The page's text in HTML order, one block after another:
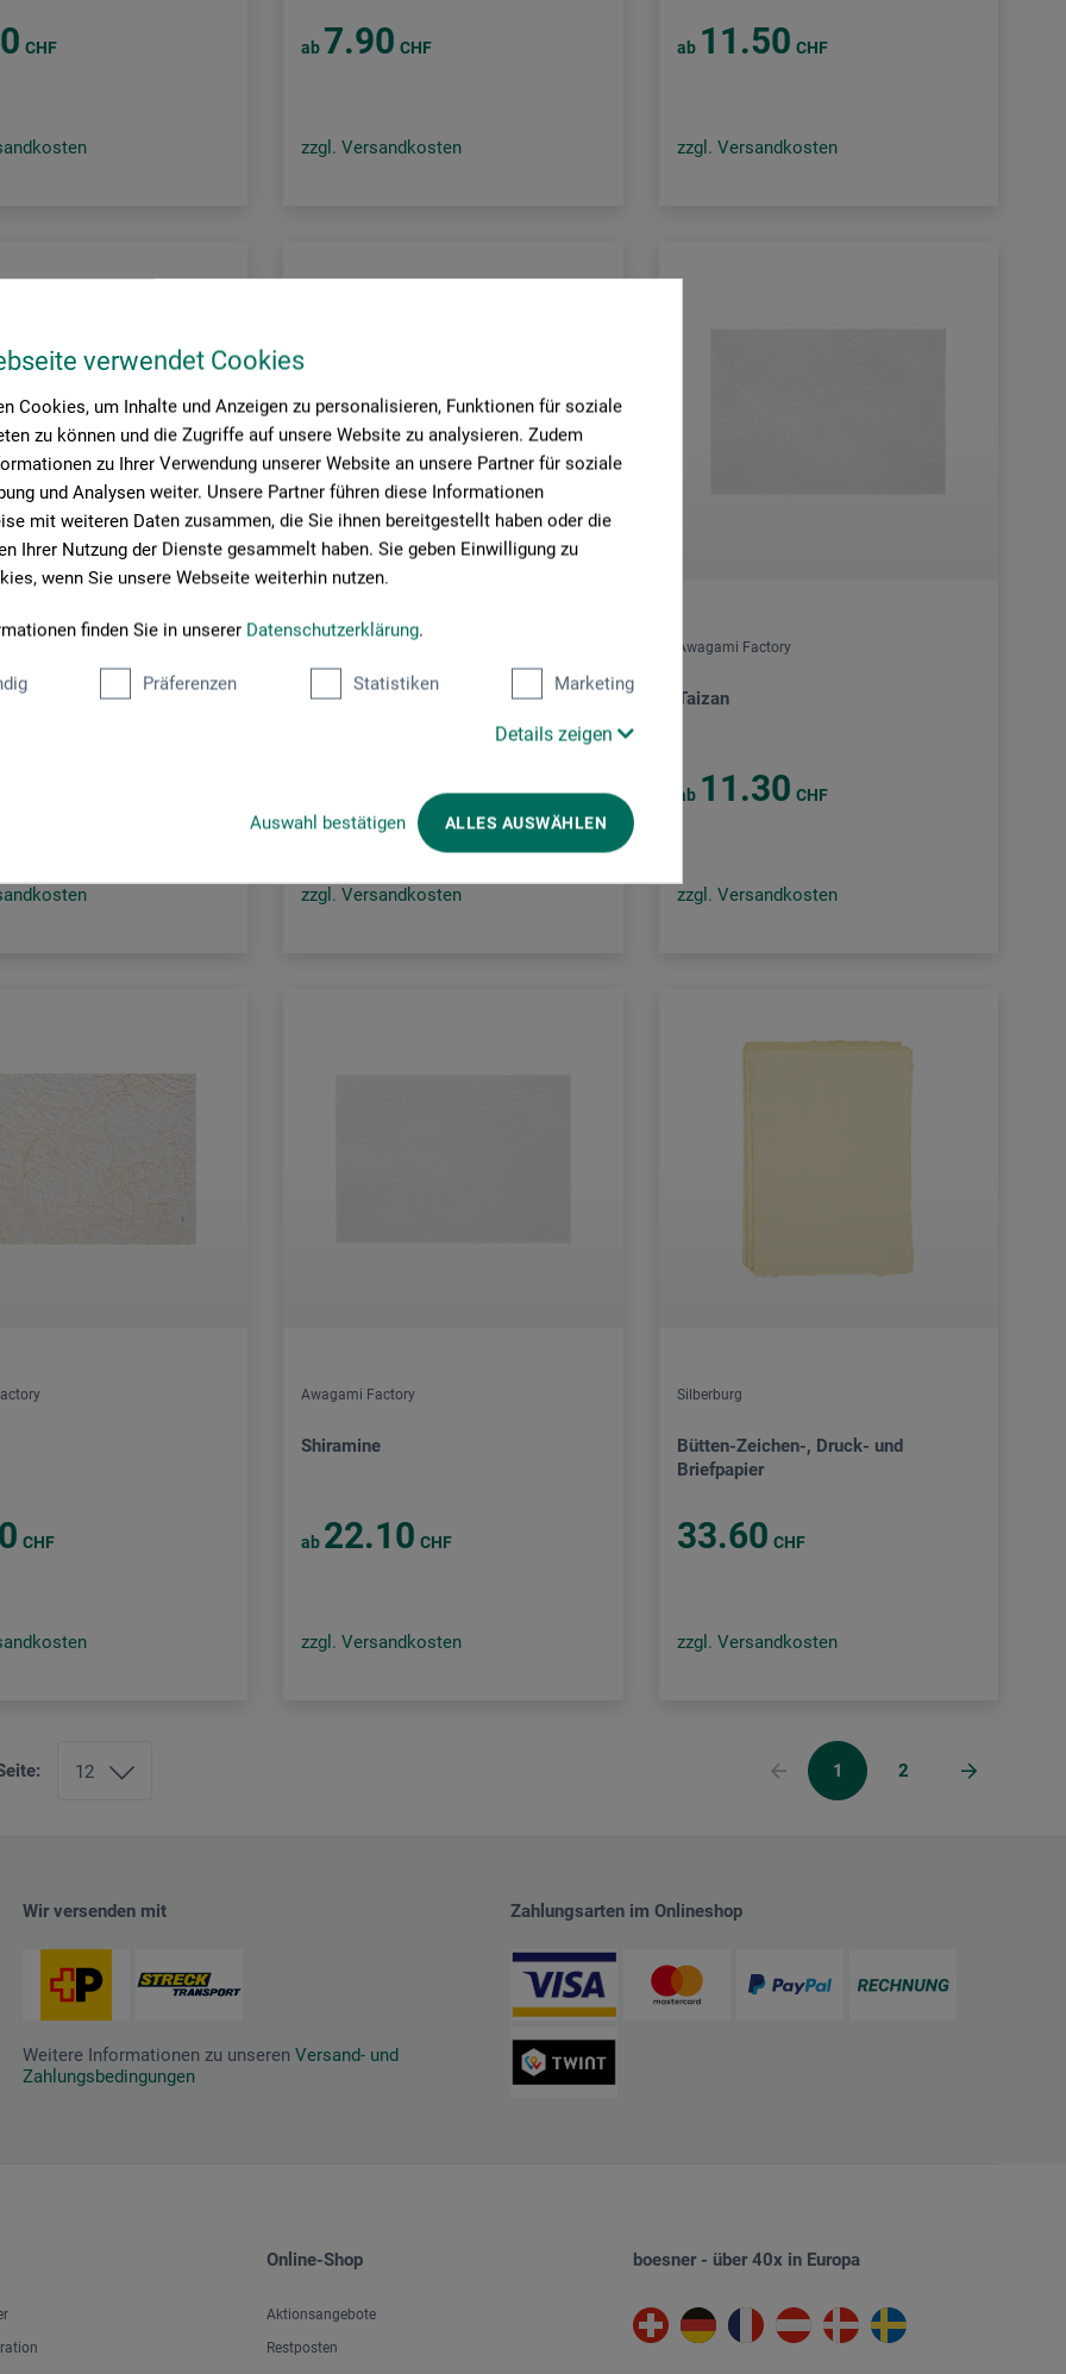
verwendet Cookies
Cookies, um Inhalte und Anzeigen zu personalisieren, Funktionen für soziale
zu können und die Zugriffe auf unsere Website zu analysieren. Zudem
zu Ihrer Verwendung unserer Website an unsere Partner für soziale
und Analysen weiter. Unsere Partner führen diese Informationen
mit weiteren Daten zusammen, die Sie ihnen bereitgestellt haben oder die
Ihrer Nutzung der Dienste gesammelt haben. Sie geben Einwilligung zu
wenn Sie unsere Webseite weiterhin nutzen.
finden Sie in unserer Datenschutzerklärung.
Präferenzen Statistiken Marketing
Details zeigen
Auswahl bestätigen ALLES AUSWÄHLEN
CHF ab 7.90 CHF
zzgl. Versandkosten
ab 11.50 CHF
zzgl. Versandkosten
Mappe mit Papier aus dem Himalaya
CHF
zzgl. Versandkosten
Awagami Factory
Taizan
ab 11.30 CHF
zzgl. Versandkosten
CHF
Awagami Factory
Shiramine
ab 22.10 CHF
zzgl. Versandkosten
Silberburg
Bütten-Zeichen-, Druck- und
Briefpapier
33.60 CHF
zzgl. Versandkosten
1 2
Wir versenden mit
Weitere Informationen zu unseren Versand- und
Zahlungsbedingungen
Zahlungsarten im Onlineshop
Online-Shop
Aktionsangebote
Restposten
boesner - über 40x in Europa